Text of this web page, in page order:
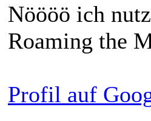
Nöööö ich
Roaming the
Profil auf